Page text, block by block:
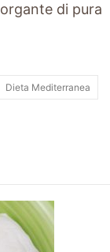
di pura
Dieta Mediterranea